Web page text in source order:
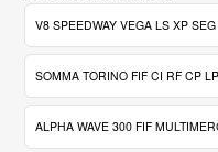
V8 SPEEDWAY VEGA LS XP SEG
SOMMA TORINO FIF CI RF CP LP
ALPHA WAVE 300 FIF